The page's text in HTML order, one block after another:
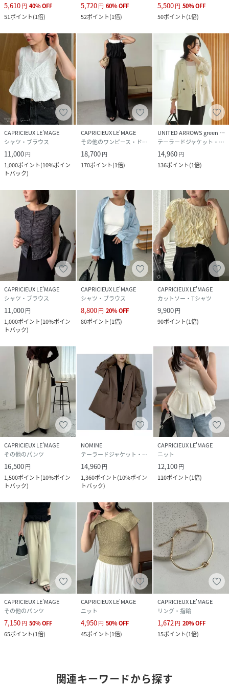
5,610円 40%OFF
51ポイント(1倍)
5,720円 60%OFF
52ポイント(1倍)
5,500円 50%OFF
50ポイント(1倍)
CAPRICIEUX LE'MAGE
シャツ・ブラウス
11,000円
1,000ポイント(10%ポイン
トバック)
CAPRICIEUX LE'MAGE
その他のワンピース・ドレス
18,700円
170ポイント(1倍)
UNITED ARROWS green label relaxing
テーラードジャケット・ブレザー
14,960円
136ポイント(1倍)
CAPRICIEUX LE'MAGE
シャツ・ブラウス
11,000円
1,000ポイント(10%ポイン
トバック)
CAPRICIEUX LE'MAGE
シャツ・ブラウス
8,800円 20%OFF
80ポイント(1倍)
CAPRICIEUX LE'MAGE
カットソー・Tシャツ
9,900円
90ポイント(1倍)
CAPRICIEUX LE'MAGE
その他のパンツ
16,500円
1,500ポイント(10%ポイン
トバック)
NOMINE
テーラードジャケット・ブレザー
14,960円
1,360ポイント(10%ポイン
トバック)
CAPRICIEUX LE'MAGE
ニット
12,100円
110ポイント(1倍)
CAPRICIEUX LE'MAGE
その他のパンツ
7,150円 50%OFF
65ポイント(1倍)
CAPRICIEUX LE'MAGE
ニット
4,950円 50%OFF
45ポイント(1倍)
CAPRICIEUX LE'MAGE
リング・指輪
1,672 円 20%OFF
15ポイント(1倍)
関連キーワードから探す